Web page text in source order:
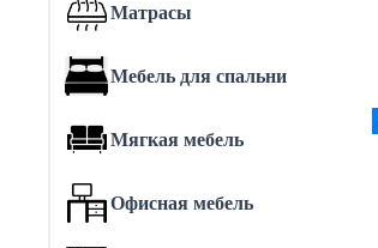
Матрасы
Мебель для спальни
Мягкая мебель
Офисная мебель